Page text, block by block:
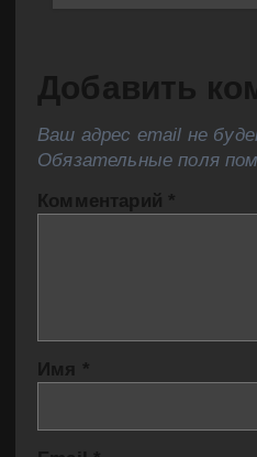
Добавить
Ваш адрес email не
Обязательные поля
Комментарий *
Имя *